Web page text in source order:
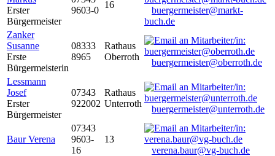
Erster
Bürgermeister
9603-0
16
buergermeister@markt-
buch.de
Zanker
Susanne
Erste
Bürgermeisterin
08333
8965
Rathaus
Oberroth
buergermeister@oberroth.de
Lessmann
Josef
Erster
Bürgermeister
07343
922002
Rathaus
Unterroth
buergermeister@unterroth.de
Baur Verena
07343
9603-
16
13
verena.baur@vg-buch.de